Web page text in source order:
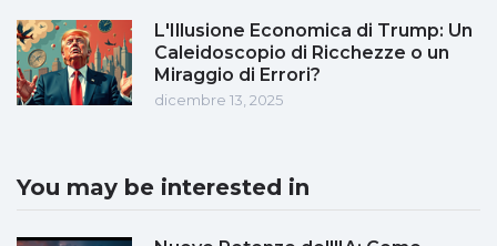
L'Illusione Economica di Trump: Un
Caleidoscopio di Ricchezze o un
Miraggio di Errori?
dicembre 13, 2025
You may be interested in